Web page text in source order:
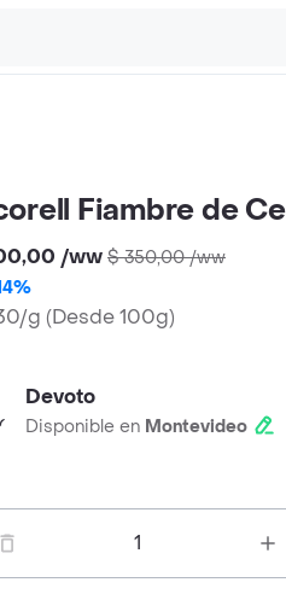
Fiambre de
/ww $ 350,00/ww
%
g (Desde 100g)
Devoto
Disponible en Montevideo
1